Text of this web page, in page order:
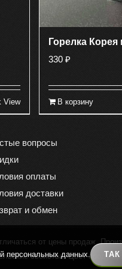
View
Горелка Корея
330 ₽
В корзину
вопросы
оплаты
доставки
и обмен
от цены продаж.
свойства. Цвет
персональных данных.